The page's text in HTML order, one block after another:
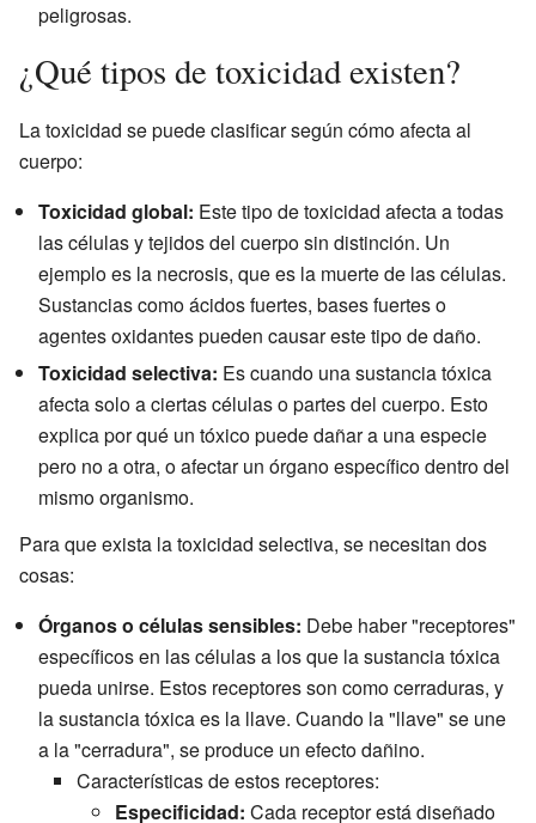
peligrosas.
¿Qué tipos de toxicidad existen?
La toxicidad se puede clasificar según cómo afecta al
cuerpo:
Toxicidad global: Este tipo de toxicidad afecta a todas
las células y tejidos del cuerpo sin distinción. Un
ejemplo es la necrosis, que es la muerte de las células.
Sustancias como ácidos fuertes, bases fuertes o
agentes oxidantes pueden causar este tipo de daño.
Toxicidad selectiva: Es cuando una sustancia tóxica
afecta solo a ciertas células o partes del cuerpo. Esto
explica por qué un tóxico puede dañar a una especie
pero no a otra, o afectar un órgano específico dentro del
mismo organismo.
Para que exista la toxicidad selectiva, se necesitan dos
cosas:
Órganos o células sensibles: Debe haber "receptores"
específicos en las células a los que la sustancia tóxica
pueda unirse. Estos receptores son como cerraduras, y
la sustancia tóxica es la llave. Cuando la "llave" se une
a la "cerradura", se produce un efecto dañino.
Características de estos receptores:
Especificidad: Cada receptor está diseñado